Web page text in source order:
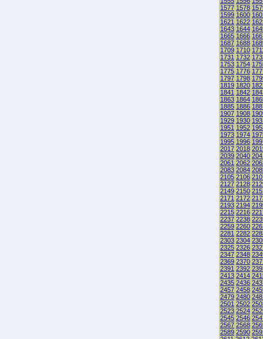
1577 1578
1599 1600
1621 1622
1643 1644
1665 1666
1687 1688
1709 1710
1731 1732
1753 1754
1775 1776
1797 1798
1819 1820
1841 1842
1863 1864
1885 1886
1907 1908
1929 1930
1951 1952
1973 1974
1995 1996
2017 2018
2039 2040
2061 2062
2083 2084
2105 2106
2127 2128
2149 2150
2171 2172
2193 2194
2215 2216
2237 2238
2259 2260
2281 2282
2303 2304
2325 2326
2347 2348
2369 2370
2391 2392
2413 2414
2435 2436
2457 2458
2479 2480
2501 2502
2523 2524
2545 2546
2567 2568
2589 2590